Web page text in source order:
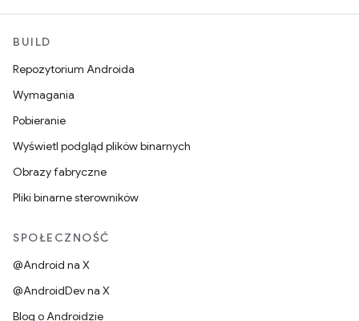
BUILD
Repozytorium Androida
Wymagania
Pobieranie
Wyświetl podgląd plików binarnych
Obrazy fabryczne
Pliki binarne sterowników
SPOŁECZNOŚĆ
@Android na X
@AndroidDev na X
Blog o Androidzie